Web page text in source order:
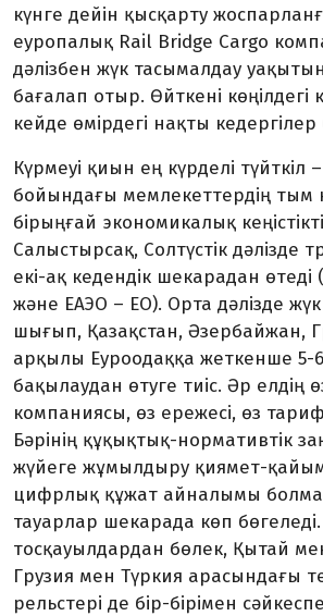
күнге дейін қысқарту
еуропа­лық Rail Bridge Cargo
дәлізбен жүк тасымалдау
бағалап отыр. Өйткені көңілдегі
кейде өмірдегі нақты
Күрмеуі қиын ең күрделі түйткіл –
бойындағы мемлекеттердің тым
бірыңғай экономикалық
Салыстырсақ, Солтүстік дәлізде
екі-ақ кедендік шекарадан
және ЕАЭО – ЕО). Орта дәлізде
шығып, Қазақстан, Әзербайжан,
арқылы Еуроодаққа жеткенше 5-
бақылаудан өтуге тиіс. Әр елдің
компаниясы, өз ережесі, өз
Бәрінің құқықтық-нормативтік
жүйеге жұмылдыру қиямет-қайым
цифрлық құжат айналымы
тауарлар шекарада көп
тосқауыл­дардан бөлек, Қытай
Грузия мен Түркия арасындағы
рельстері де бір-бірімен